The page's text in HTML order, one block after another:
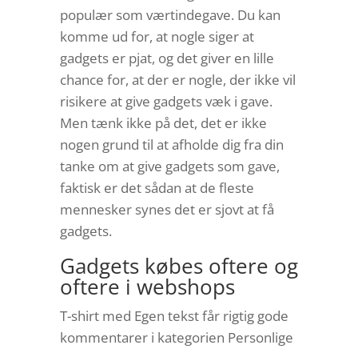
populær som værtindegave. Du kan
komme ud for, at nogle siger at
gadgets er pjat, og det giver en lille
chance for, at der er nogle, der ikke vil
risikere at give gadgets væk i gave.
Men tænk ikke på det, det er ikke
nogen grund til at afholde dig fra din
tanke om at give gadgets som gave,
faktisk er det sådan at de fleste
mennesker synes det er sjovt at få
gadgets.
Gadgets købes oftere og
oftere i webshops
T-shirt med Egen tekst får rigtig gode
kommentarer i kategorien Personlige